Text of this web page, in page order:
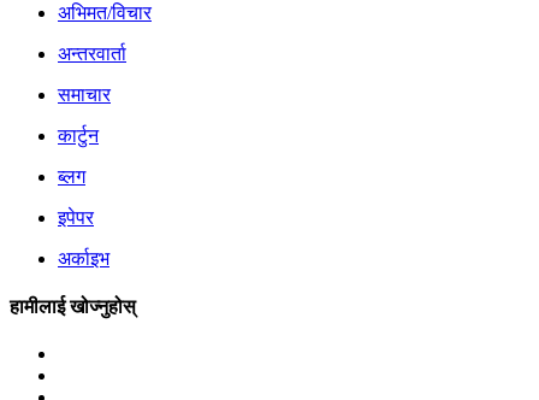
अभिमत/विचार
अन्तरवार्ता
समाचार
कार्टुन
ब्लग
इपेपर
अर्काइभ
हामीलाई खोज्नुहोस्